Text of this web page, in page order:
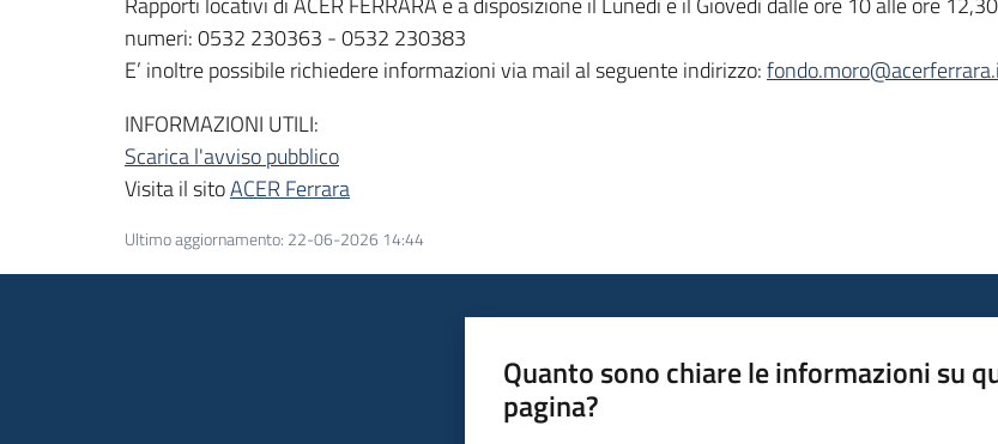
numeri: 0532 230363 - 0532 230383
E’ inoltre possibile richiedere informazioni via mail al seguente indirizzo:
INFORMAZIONI UTILI:
Scarica l'avviso pubblico
Visita il sitoACER Ferrara
Ultimo aggiornamento: 22-06-2026 14:44
Quanto sono chiare le informazioni su
pagina?